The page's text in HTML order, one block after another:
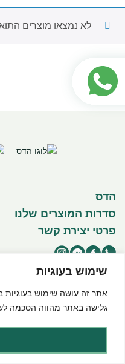
שימוש בעוגיות
אתר זה עושה שימוש
גלישה באתר מהווה הסכמה
לא נמצאו מוצרים
הדס
סדרות המוצרים שלנו
פרטי יצירת קשר
©2025 כל הזכויות שמורות להדס מוצרים טבעיים
תנאי שימוש באתר